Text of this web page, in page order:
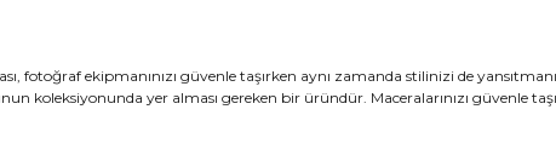
ekipmanınızı güvenle taşırken aynı zamanda stilinizi de
yer alması gereken bir üründür. Maceralarınızı güvenle